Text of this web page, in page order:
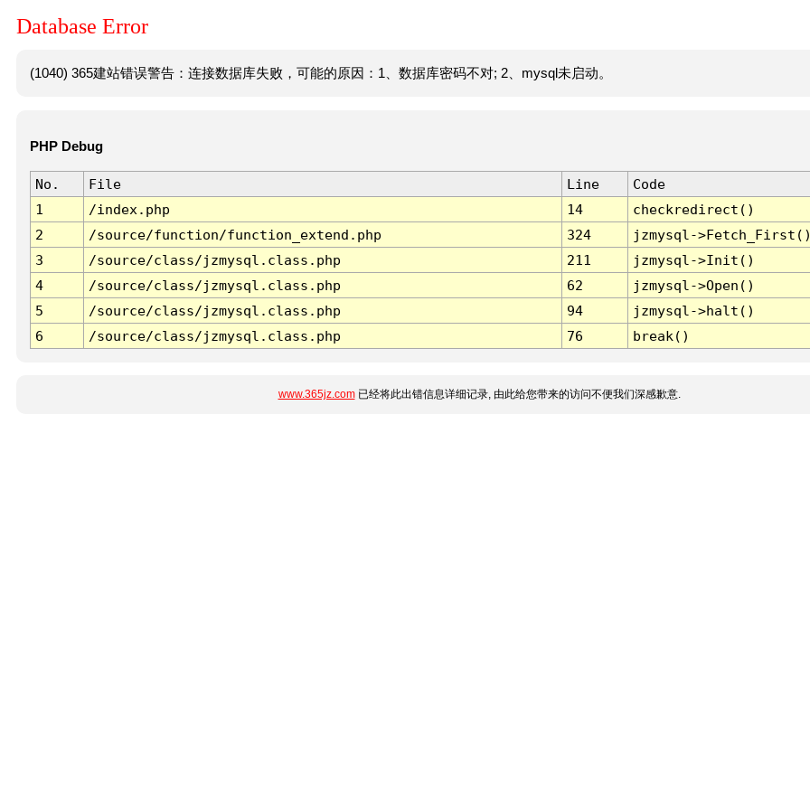
Database Error
(1040) 365建站错误警告：连接数据库失败，可能的原因：1、数据库密码不对; 2、mysql未启动。
PHP Debug
No. File Line
Code
1
/index.php 14
checkredirect()
2
/source/function/function_extend.php 324
jzmysql-
3
/source/class/jzmysql.class.php 211
jzmysql->Init()
4
/source/class/jzmysql.class.php 62
jzmysql->Open()
5
/source/class/jzmysql.class.php 94
jzmysql->halt()
6
/source/class/jzmysql.class.php 76 break()
www.365jz.com已经将此出错信息详细记录, 由此给您带来的访问不便我们深感歉意.